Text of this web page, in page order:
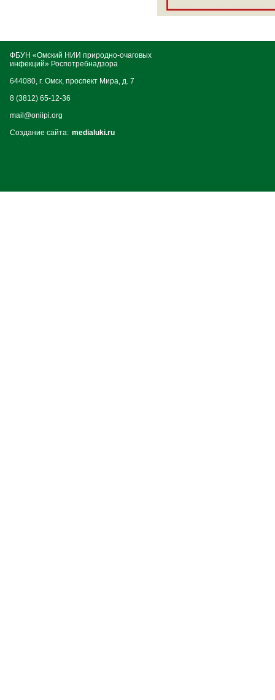
ФБУН «Омский НИИ природно-очаговых
инфекций» Роспотребнадзора
644080, г. Омск, проспект Мира, д. 7
8 (3812) 65-12-36
mail@oniipi.org
Создание сайта: medialuki.ru